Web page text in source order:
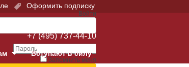
Оформить подписку
Войти
Запомнить меня
+7 (495) 737-44-10
Вступают в силу